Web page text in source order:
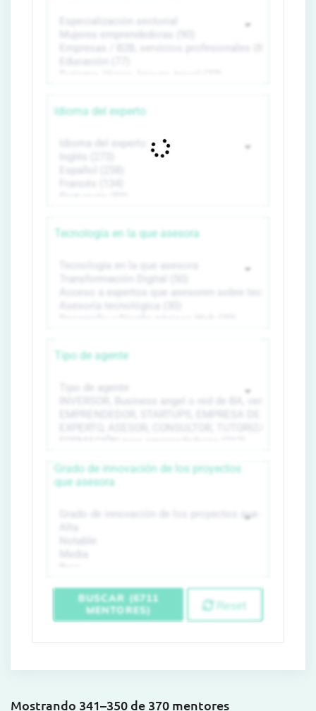
Idioma del experto
Tecnología en la que asesora
Tipo de agente
Grado de innovación de los proyectos
que asesora
BUSCAR (6711
MENTORES)
Reset
Mostrando 341–350 de 370 mentores